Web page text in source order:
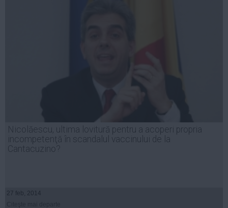
Nicolăescu, ultima lovitură pentru a acoperi propria
incompetenţă în scandalul vaccinului de la
Cantacuzino?
27 feb, 2014